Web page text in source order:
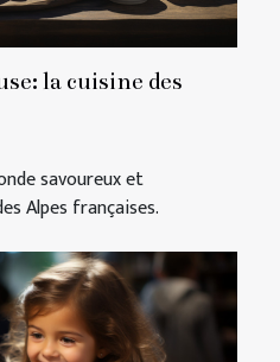
la cuisine des
savoureux et
Alpes françaises.